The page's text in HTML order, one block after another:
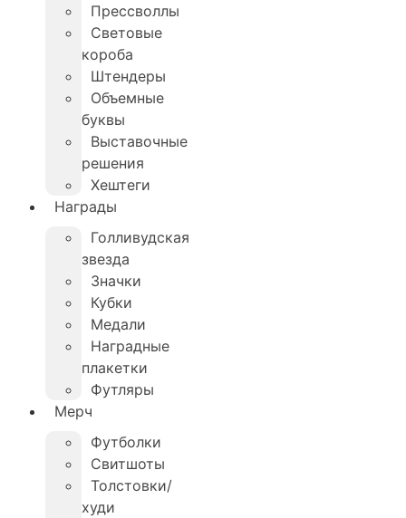
Прессволлы
Световые
короба
Штендеры
Объемные
буквы
Выставочные
решения
Хештеги
Награды
Голливудская
звезда
Значки
Кубки
Медали
Наградные
плакетки
Футляры
Мерч
Футболки
Свитшоты
Толстовки/
худи